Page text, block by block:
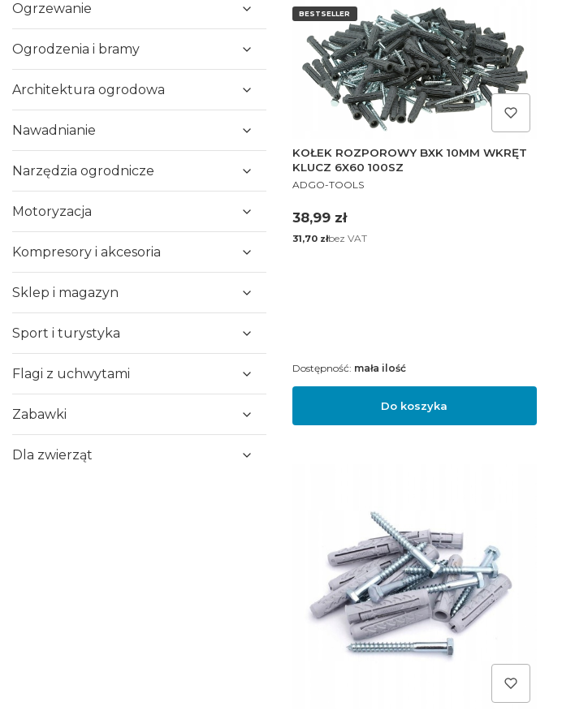
Ogrzewanie
Ogrodzenia i bramy
Architektura ogrodowa
Nawadnianie
Narzędzia ogrodnicze
Motoryzacja
Kompresory i akcesoria
Sklep i magazyn
Sport i turystyka
Flagi z uchwytami
Zabawki
Dla zwierząt
BESTSELLER
KOŁEK ROZPOROWY BXK 10MM WKRĘT
KLUCZ 6X60 100SZ
PRODUCENT
ADGO-TOOLS
Cena
38,99 zł
Cena
31,70 złbez VAT
Do koszyka
Dostępność: mała ilość